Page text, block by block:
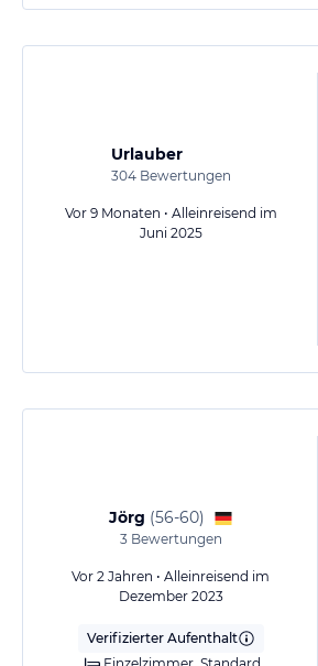
Urlauber
304Bewertungen
Vor 9 Monaten • Alleinreisend im
Juni 2025
Jörg (56-60)
3Bewertungen
Vor 2 Jahren • Alleinreisend im
Dezember 2023
Verifizierter Aufenthalt